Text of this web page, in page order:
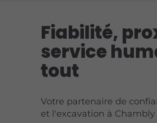
Fiabilité,
service
tout
Votre partenaire de
et l'excavation à Chambly